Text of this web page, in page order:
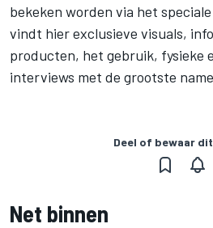
bekeken worden via het
vindt hier exclusieve visuals,
producten, het gebruik, fysieke
interviews met de grootste
Deel of bewaar
Net binnen